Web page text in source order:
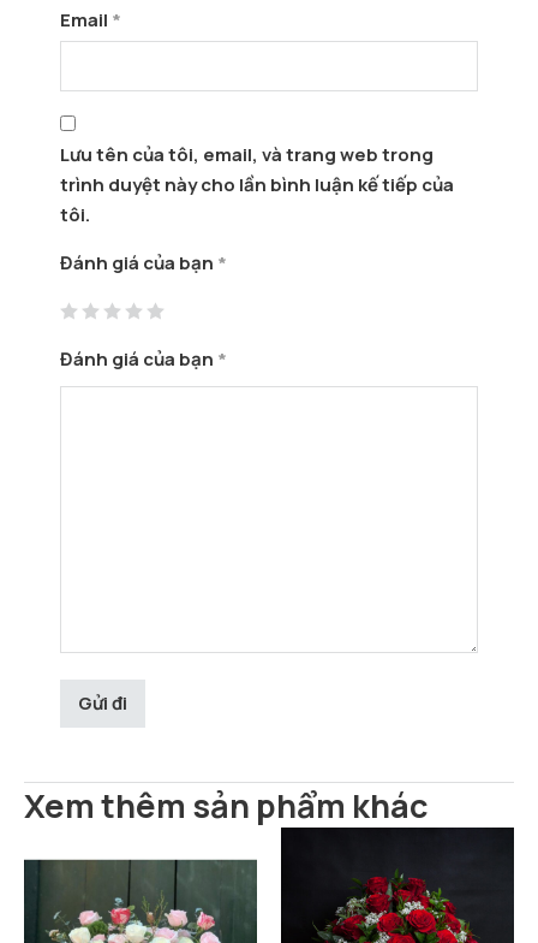
Email *
Lưu tên của tôi, email, và trang web trong
trình duyệt này cho lần bình luận kế tiếp của
tôi.
Đánh giá của bạn *
Đánh giá của bạn *
Xem thêm sản phẩm khác